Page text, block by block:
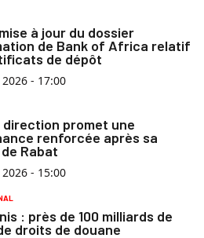
à jour du dossier
de Bank of Africa relatif
de dépôt
- 17:00
direction promet une
renforcée après sa
Rabat
- 15:00
: près de 100 milliards de
droits de douane